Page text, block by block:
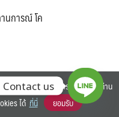
นการณ์ โค
RESERVED.
ละเพิ่มประสิทธิภาพการใช้งานของท่าน
ได้ ที่นี่ ยอมรับ
Contact us